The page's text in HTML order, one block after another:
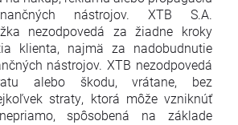
nástrojov. XTB S.A.
nezodpovedá za žiadne kroky
klienta, najmä za nadobudnutie
nástrojov. XTB nezodpovedá
alebo škodu, vrátane, bez
straty, ktorá môže vzniknúť
spôsobená na základe